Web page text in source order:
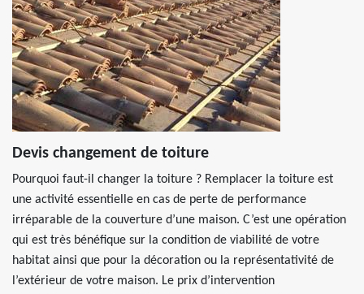
Devis changement de toiture
Pourquoi faut-il changer la toiture ? Remplacer la toiture est
une activité essentielle en cas de perte de performance
irréparable de la couverture d’une maison. C’est une opération
qui est très bénéfique sur la condition de viabilité de votre
habitat ainsi que pour la décoration ou la représentativité de
l’extérieur de votre maison. Le prix d’intervention